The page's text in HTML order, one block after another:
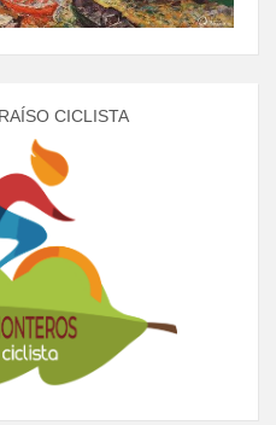
CICLISTA